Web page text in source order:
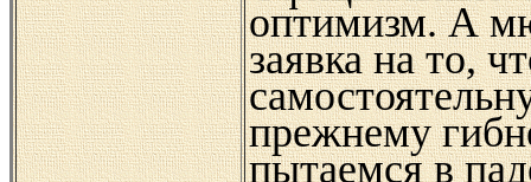
оптимизм. А
заявка на то,
прежнему
пытаемся в